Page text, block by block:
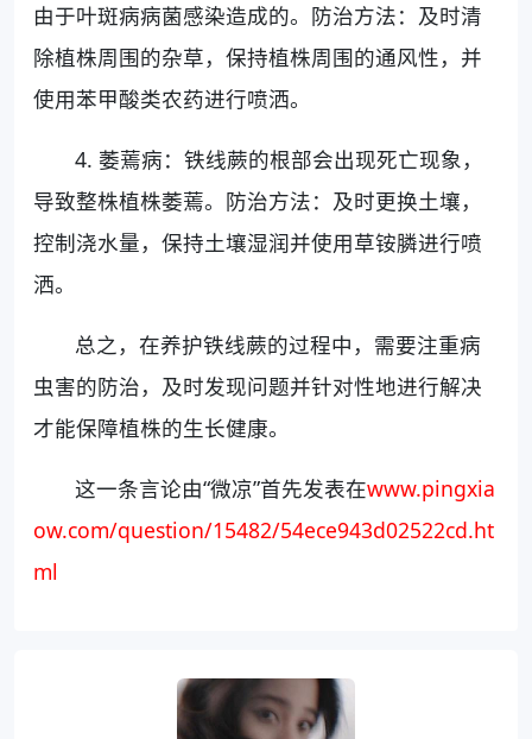
由于叶斑病病菌感染造成的。防治方法：及时清
除植株周围的杂草，保持植株周围的通风性，并
使用苯甲酸类农药进行喷洒。
4. 萎蔫病：铁线蕨的根部会出现死亡现象，
导致整株植株萎蔫。防治方法：及时更换土壤，
控制浇水量，保持土壤湿润并使用草铵膦进行喷
洒。
总之，在养护铁线蕨的过程中，需要注重病
虫害的防治，及时发现问题并针对性地进行解决
才能保障植株的生长健康。
这一条言论由“微凉”首先发表在www.pingxia
ow.com/question/15482/54ece943d02522cd.ht
ml